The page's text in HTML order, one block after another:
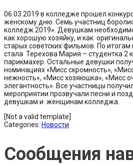
06.03.2019 в колледже прошел
женскому дню. Семь участниц
колледж 2019». Девушкам
как хорошую хозяйку, и как
старых советских фильмов. По
стала Терехова Мария – студентка 2
парикмахер. Остальные девушки
номинациях «Мисс скромность»,
нежность», «Мисс хозяюшка», «Мисс
элегантность». Все участницы
мероприятии прозвучали песни и
девушкам и женщинам колледжа.
[Not a valid template]
Categories: Новости
Сообщения